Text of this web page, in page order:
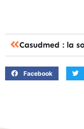
Facebook